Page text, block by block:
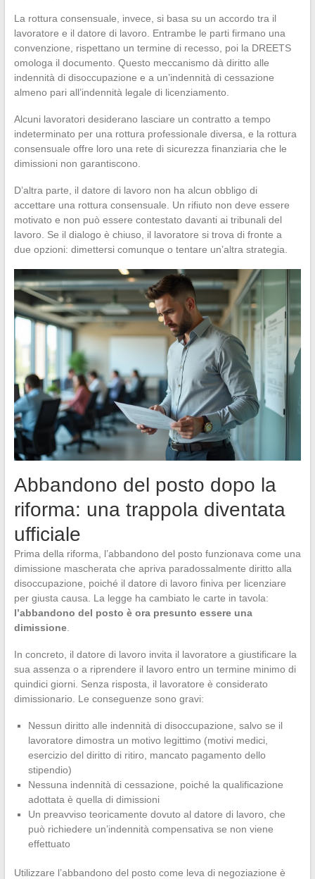
La rottura consensuale, invece, si basa su un accordo tra il
lavoratore e il datore di lavoro. Entrambe le parti firmano una
convenzione, rispettano un termine di recesso, poi la DREETS
omologa il documento. Questo meccanismo dà diritto alle
indennità di disoccupazione e a un’indennità di cessazione
almeno pari all’indennità legale di licenziamento.
Alcuni lavoratori desiderano lasciare un contratto a tempo
indeterminato per una rottura professionale diversa, e la rottura
consensuale offre loro una rete di sicurezza finanziaria che le
dimissioni non garantiscono.
D’altra parte, il datore di lavoro non ha alcun obbligo di
accettare una rottura consensuale. Un rifiuto non deve essere
motivato e non può essere contestato davanti ai tribunali del
lavoro. Se il dialogo è chiuso, il lavoratore si trova di fronte a
due opzioni: dimettersi comunque o tentare un’altra strategia.
Abbandono del posto dopo la
riforma: una trappola diventata
ufficiale
Prima della riforma, l’abbandono del posto funzionava come una
dimissione mascherata che apriva paradossalmente diritto alla
disoccupazione, poiché il datore di lavoro finiva per licenziare
per giusta causa. La legge ha cambiato le carte in tavola:
l’abbandono del posto è ora presunto essere una
dimissione.
In concreto, il datore di lavoro invita il lavoratore a giustificare la
sua assenza o a riprendere il lavoro entro un termine minimo di
quindici giorni. Senza risposta, il lavoratore è considerato
dimissionario. Le conseguenze sono gravi:
Nessun diritto alle indennità di disoccupazione, salvo se il
lavoratore dimostra un motivo legittimo (motivi medici,
esercizio del diritto di ritiro, mancato pagamento dello
stipendio)
Nessuna indennità di cessazione, poiché la qualificazione
adottata è quella di dimissioni
Un preavviso teoricamente dovuto al datore di lavoro, che
può richiedere un’indennità compensativa se non viene
effettuato
Utilizzare l’abbandono del posto come leva di negoziazione è